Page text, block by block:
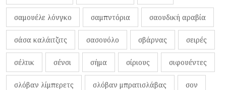
σαμουέλε λόνγκο σαμπντόρια σαουδική αραβία
σάσα καλάιτζιτς σασουόλο σβάρνας σειρές
σέλτικ σένσι σήμα σίριους σιφουέντες
σλόβαν λίμπερετς σλόβαν μπρατισλάβας σον